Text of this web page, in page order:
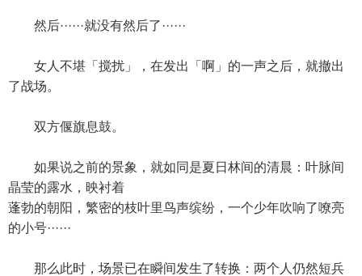
然后······就没有然后了······
女人不堪「搅扰」，在发出「啊」的一声之后，就撤出
了战场。
双方偃旗息鼓。
如果说之前的景象，就如同是夏日林间的清晨：叶脉间
晶莹的露水，映衬着
蓬勃的朝阳，繁密的枝叶里鸟声缤纷，一个少年吹响了嘹亮
的小号······
那么此时，场景已在瞬间发生了转换：两个人仍然短兵